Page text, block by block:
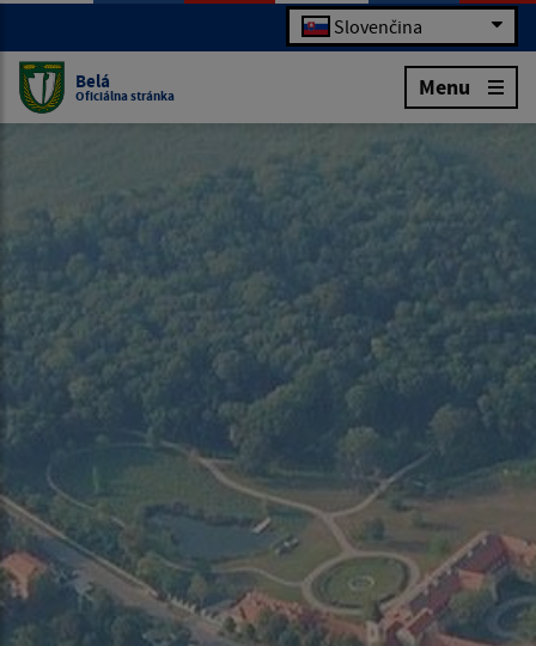
Slovenčina
Belá
Oficiálna stránka Menu